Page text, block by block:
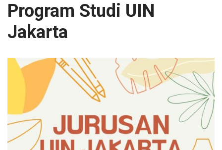
Program Studi UIN
Jakarta